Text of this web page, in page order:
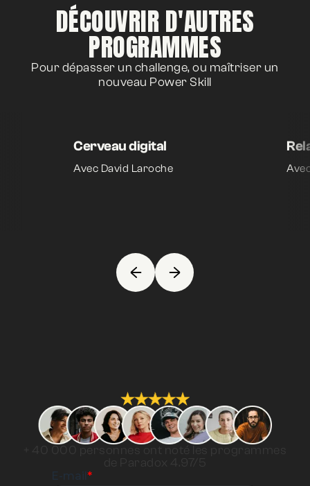
DÉCOUVRIR D'AUTRES
PROGRAMMES
Pour dépasser un challenge, ou maîtriser un
nouveau Power Skill
Cerveau digital
Avec David Laroche